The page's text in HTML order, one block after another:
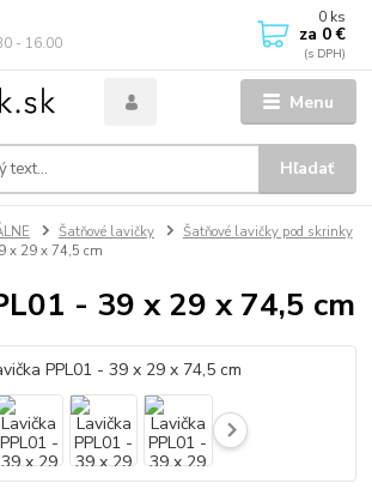
Menu
Hľadať
- 16.00
0 ks
za 0 €
Šatňové lavičky
Šatňové lavičky pod skrinky
x 29 x 74,5 cm
- 39 x 29 x 74,5 cm